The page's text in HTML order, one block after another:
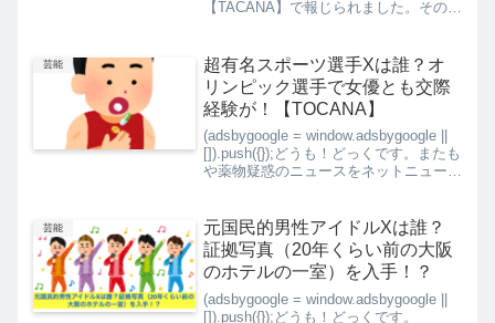
【TACANA】で報じられました。その方
く、天然キャラも売りの一つだそうで、
ここ数年は突然キレたり、い...
芸能
超有名スポーツ選手Xは誰？オ
リンピック選手で女優とも交際
経験が！【TOCANA】
(adsbygoogle = window.adsbygoogle ||
[]).push({});どうも！どっくです。またも
や薬物疑惑のニュースをネットニュース
名ス...
芸能
元国民的男性アイドルXは誰？
証拠写真（20年くらい前の大阪
のホテルの一室）を入手！？
(adsbygoogle = window.adsbygoogle ||
[]).push({});どうも！どっくです。